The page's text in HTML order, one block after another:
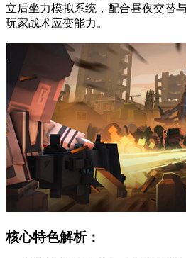
立后坐力模拟系统，配合昼夜交替
玩家战术应变能力。
核心特色解析：